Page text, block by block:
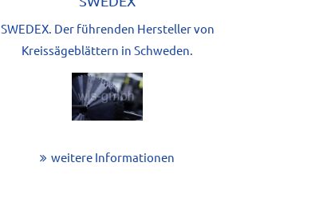
SWEDEX. Der führenden Hersteller von
Kreissägeblättern in Schweden.
weitere Informationen